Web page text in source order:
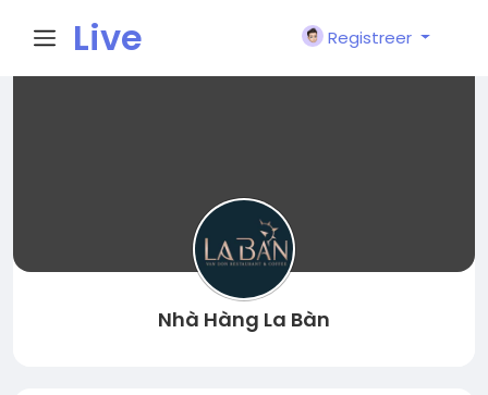
Live
Registreer
Nhà Hàng La Bàn